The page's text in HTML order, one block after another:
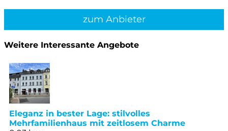
zum Anbieter
Weitere Interessante Angebote
Eleganz in bester Lage: stilvolles
Mehrfamilienhaus mit zeitlosem Charme